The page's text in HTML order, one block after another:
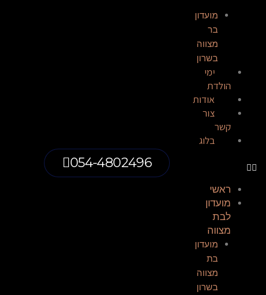
מועדון
בר
מצווה
בשרון
ימי
הולדת
אודות
צור
קשר
בלוג
ראשי
מועדון
לבת
מצווה
מועדון
בת
מצווה
בשרון​
054-4802496